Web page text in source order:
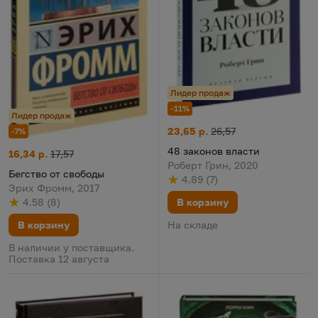
Лидер продаж
-7%
Бегство от свободы
Цена:
16,34 р.
Старая цена:
17,57
Бегство от свободы
Эрих Фромм, 2017
Рейтинг
4.58
из 5 (
по результату
8
голосов
)
В корзину
В наличии у поставщика.
Поставка 12 августа
Лидер продаж
-11%
48 законов власти
Цена:
23,65 р.
Старая цена:
26,57
48 законов власти
Роберт Грин, 2020
Рейтинг
4.89
из 5 (
по результату
7
голосов
)
В корзину
На складе